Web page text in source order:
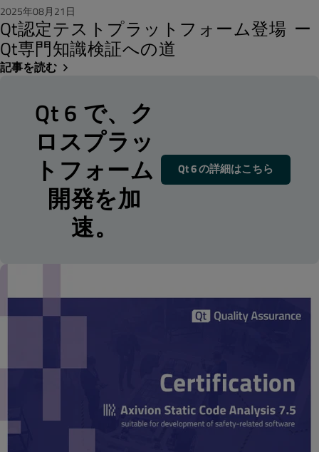
2025年08月21日
Qt認定テストプラットフォーム登場 ー
Qt専門知識検証への道
記事を読む
Qt 6 で、ク
ロスプラッ
トフォーム
開発を加
速。
Qt 6 の詳細はこちら